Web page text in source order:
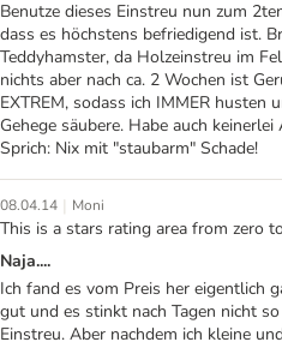
Benutze dieses Einstreu nun zum
dass es höchstens befriedigend ist.
Teddyhamster, da Holzeinstreu im
nichts aber nach ca. 2 Wochen ist
EXTREM, sodass ich IMMER husten
Gehege säubere. Habe auch
Sprich: Nix mit "staubarm" Schade!
08.04.14 | Moni
This is a stars rating area from zero
Naja....
Ich fand es vom Preis her eigentlich
gut und es stinkt nach Tagen nicht
Einstreu. Aber nachdem ich kleine